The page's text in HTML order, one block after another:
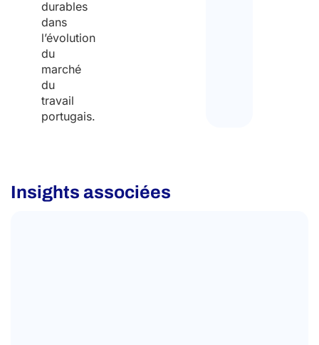
durables
dans
l’évolution
du
marché
du
travail
portugais.
Insights associées